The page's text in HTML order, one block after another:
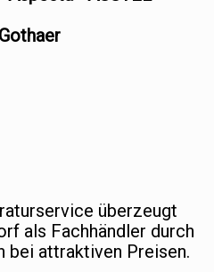
überzeugt
als Fachhändler durch
bei attraktiven Preisen.